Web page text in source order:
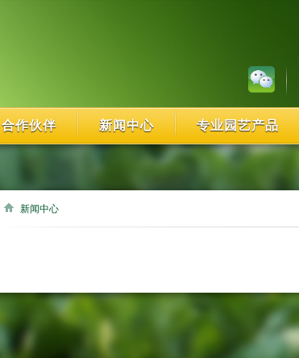
合作伙伴 新闻中心 专业园艺产品
新闻中心